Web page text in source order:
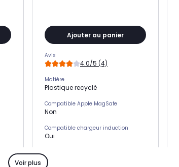
Ajouter au panier
Avis
4.0/5 (4)
Matière
Plastique recyclé
Compatible Apple MagSafe
Non
Compatible chargeur induction
Oui
Non
Voir plus